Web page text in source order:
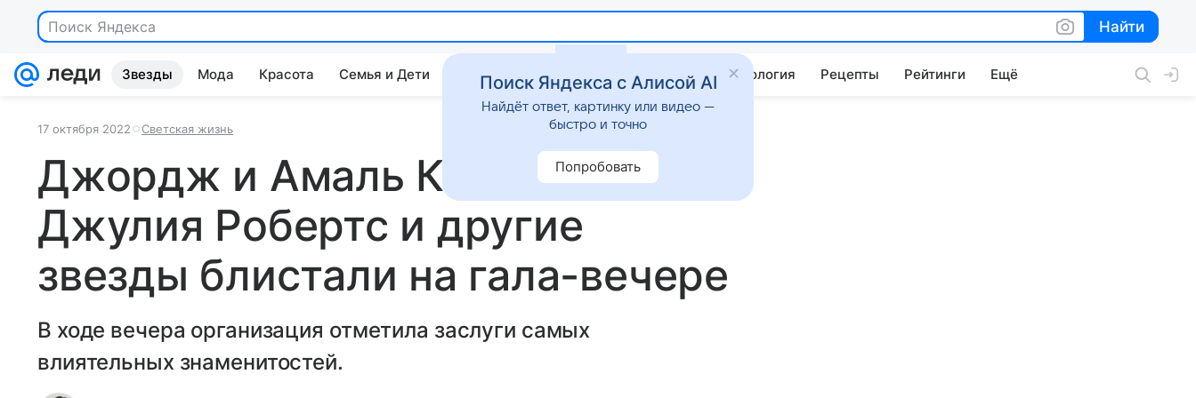
Поиск Яндекса Найти
Найти
Звезды Мода Красота Семья и Дети Дом Гороскопы Стиль жизни Психология Рецепты Рейтинги Ещё
17 октября 2022 Светская жизнь
Джордж и Амаль Клуни,
Джулия Робертс и другие
звезды блистали на гала-вечере
В ходе вечера организация отметила заслуги самых
влиятельных знаменитостей.
Поиск Яндекса с Алисой AI
Найдёт ответ, картинку или видео —
быстро и точно
Попробовать